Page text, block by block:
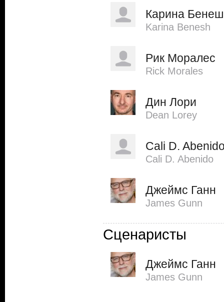
Карина Бенеш
Karina Benesh
Рик Моралес
Rick Morales
Дин Лори
Dean Lorey
Cali D.
Cali D. Abenido
Джеймс Ганн
James Gunn
Сценаристы
Джеймс Ганн
James Gunn